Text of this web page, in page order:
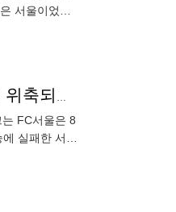
서울이었다.
뒷걸음치다 넘어져 동점골 ‘빌미’, 골키퍼 강현무 바라보는 김기동 감독 “실수로 위축되는 부분 있어, 본인이 마음 잡아야”[현장인터뷰]
FC서울은 8
실패한 서울